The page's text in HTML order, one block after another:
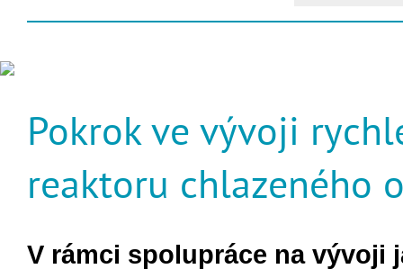
Pokrok ve vývoji
reaktoru chlazeného
V rámci spolupráce na vývoji